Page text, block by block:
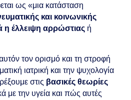
ως «μια κατάσταση
και κοινωνικής
η έλλειψη αρρώστιας ή
τον ορισμό και τη στροφή
ιατρική και την ψυχολογία
στις βασικές θεωρίες
με την υγεία και πώς αυτές